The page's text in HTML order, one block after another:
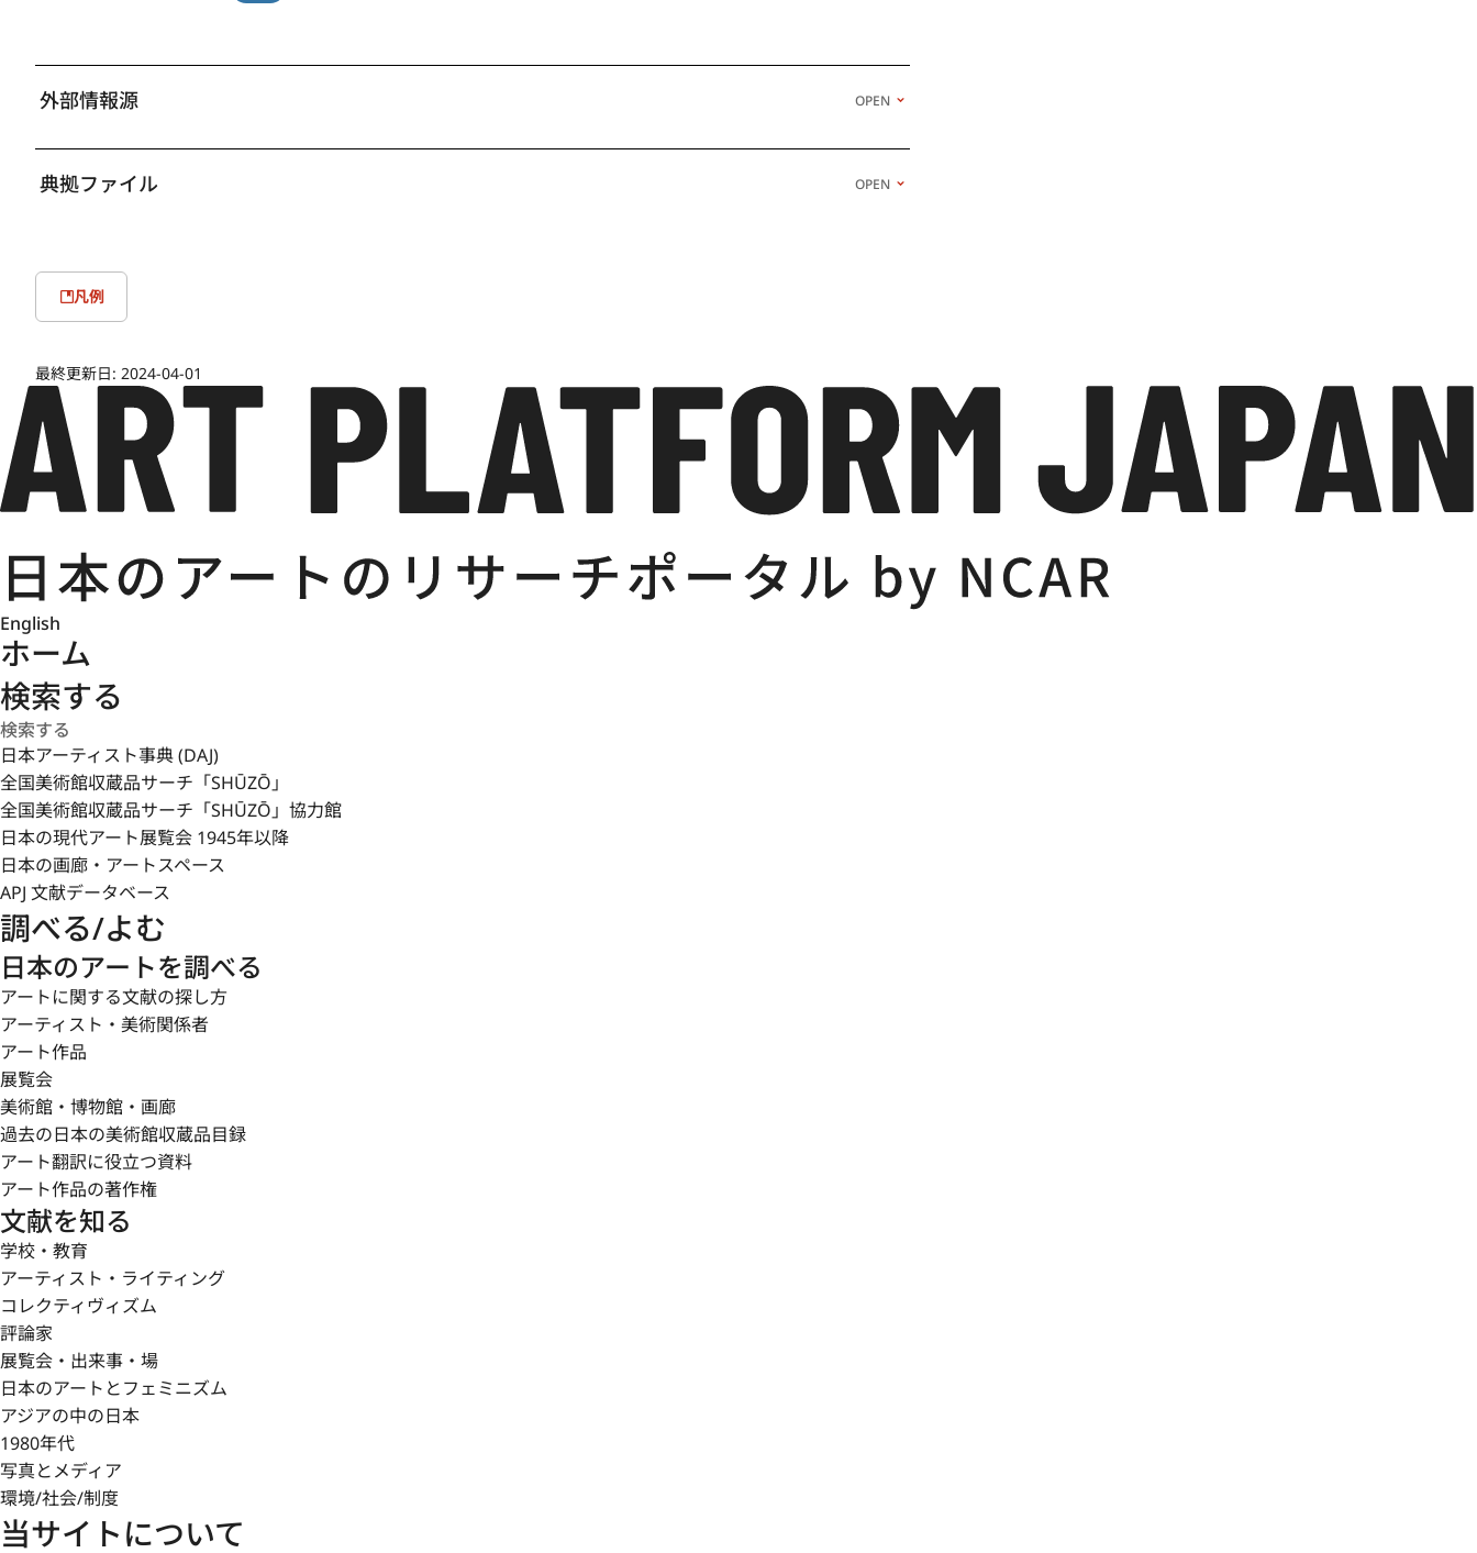
外部情報源 OPEN
典拠ファイル OPEN
凡例
最終更新日: 2024-04-01
English
ホーム
検索する
日本アーティスト事典 (DAJ)
全国美術館収蔵品サーチ「SHŪZŌ」
全国美術館収蔵品サーチ「SHŪZŌ」協力館
日本の現代アート展覧会 1945年以降
日本の画廊・アートスペース
APJ 文献データベース
調べる/よむ
日本のアートを調べる
アートに関する文献の探し方
アーティスト・美術関係者
アート作品
展覧会
美術館・博物館・画廊
過去の日本の美術館収蔵品目録
アート翻訳に役立つ資料
アート作品の著作権
文献を知る
学校・教育
アーティスト・ライティング
コレクティヴィズム
評論家
展覧会・出来事・場
日本のアートとフェミニズム
アジアの中の日本
1980年代
写真とメディア
環境/社会/制度
当サイトについて